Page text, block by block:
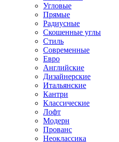
Угловые
Прямые
Радиусные
Скошенные углы
Стиль
Современные
Евро
Английские
Дизайнерские
Итальянские
Кантри
Классические
Лофт
Модерн
Прованс
Неоклассика